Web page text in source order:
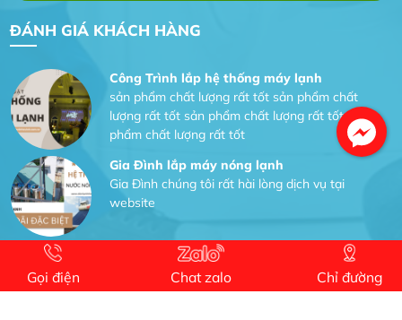
ĐÁNH GIÁ KHÁCH HÀNG
Công Trình lắp hệ thống máy lạnh
sản phẩm chất lượng rất tốt sản phẩm chất
lượng rất tốt sản phẩm chất lượng rất tốt sản
phẩm chất lượng rất tốt
Gia Đình lắp máy nóng lạnh
Gia Đình chúng tôi rất hài lòng dịch vụ tại
website
Dự án nhà phố đẹp lên nhờ đội thợ điện từ dịch
vụ
Gọi điện Chat zalo Chỉ đường